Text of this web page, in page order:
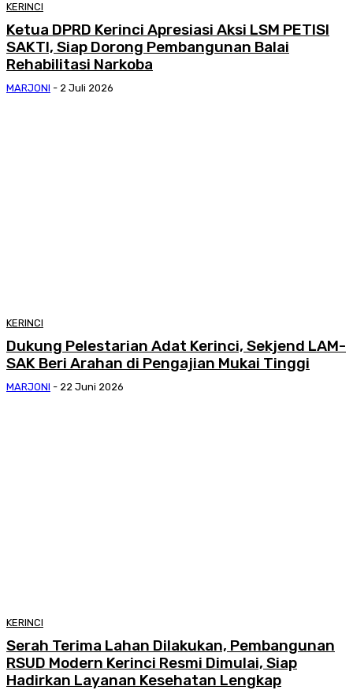
KERINCI
Ketua DPRD Kerinci Apresiasi Aksi LSM PETISI
SAKTI, Siap Dorong Pembangunan Balai
Rehabilitasi Narkoba
MARJONI - 2 Juli 2026
KERINCI
Dukung Pelestarian Adat Kerinci, Sekjend LAM-
SAK Beri Arahan di Pengajian Mukai Tinggi
MARJONI - 22 Juni 2026
KERINCI
Serah Terima Lahan Dilakukan, Pembangunan
RSUD Modern Kerinci Resmi Dimulai, Siap
Hadirkan Layanan Kesehatan Lengkap